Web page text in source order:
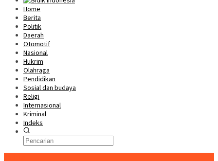
Home
Berita
Politik
Daerah
Otomotif
Nasional
Hukrim
Olahraga
Pendidikan
Sosial dan budaya
Religi
Internasional
Kriminal
Indeks